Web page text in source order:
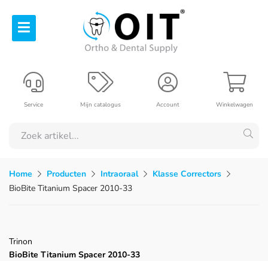
Winkelwagen
Account
Mijn catalogus
Service
Home Producten Intraoraal
Klasse Correctors
BioBite Titanium Spacer 2010-33
Trinon
BioBite Titanium Spacer 2010-33